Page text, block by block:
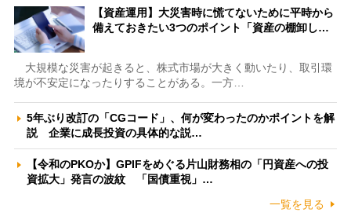
【資産運用】大災害時に慌てないために平時から
備えておきたい3つのポイント「資産の棚卸し…
大規模な災害が起きると、株式市場が大きく動いたり、取引環
境が不安定になったりすることがある。一方…
5年ぶり改訂の「CGコード」、何が変わったのかポイントを解
説 企業に成長投資の具体的な説…
【令和のPKOか】GPIFをめぐる片山財務相の「円資産への投
資拡大」発言の波紋 「国債重視」…
一覧を見る